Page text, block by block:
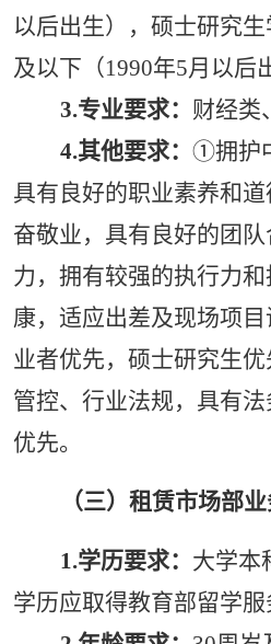
以后出生），硕士研究
及以下（1990年5月以后
3.专业要求： 财经类
4.其他要求： ①拥护
具有良好的职业素养和
奋敬业，具有良好的团
力，拥有较强的执行力
康，适应出差及现场项
业者优先，硕士研究生
管控、行业法规，具有
优先。
（三）租赁市场部
1.学历要求： 大学本
学历应取得教育部留学服